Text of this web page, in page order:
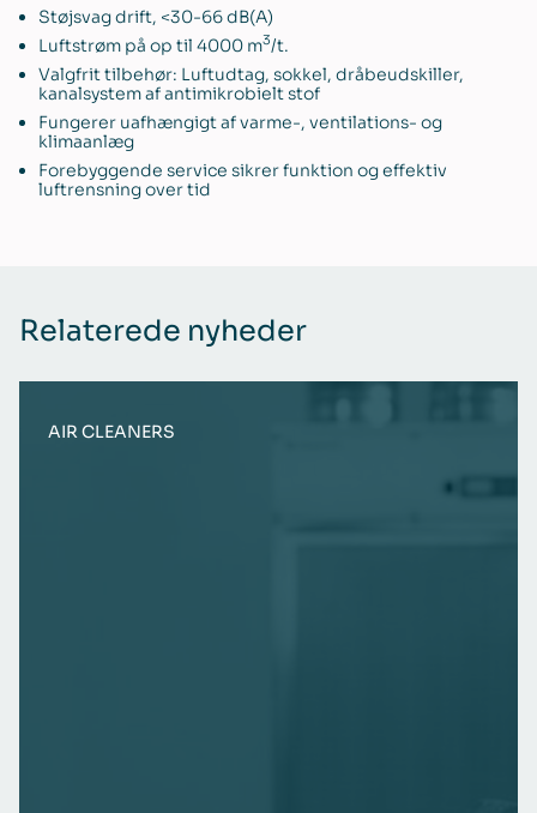
Støjsvag drift, <30-66 dB(A)
Luftstrøm på op til 4000 m3/t.
Valgfrit tilbehør: Luftudtag, sokkel, dråbeudskiller,
kanalsystem af antimikrobielt stof
Fungerer uafhængigt af varme-, ventilations- og
klimaanlæg
Forebyggende service sikrer funktion og effektiv
luftrensning over tid
Relaterede nyheder
AIR CLEANERS